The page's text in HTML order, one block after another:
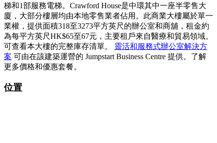
梯和1部服務電梯。Crawford House是中環其中一座半零售大
廈，大部分樓層均由本地零售業者佔用。此商業大樓屬於單一
業權，提供面積318至3273平方英尺的辦公室和商舖，租金約
為每平方英尺HK$65至67元，主要租戶來自醫療和貿易領域。
可查看本大樓的完整庫存清單。 靈活和服務式辦公室解決方
案 可由在該建築運營的 Jumpstart Business Centre 提供。了解
更多價格和優惠套餐。
位置